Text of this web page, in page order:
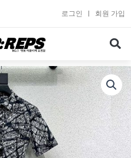
로그인 회원 가입